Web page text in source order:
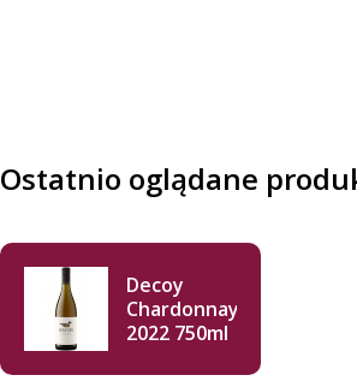
Ostatnio oglądane
Decoy
Chardonnay
2022 750ml